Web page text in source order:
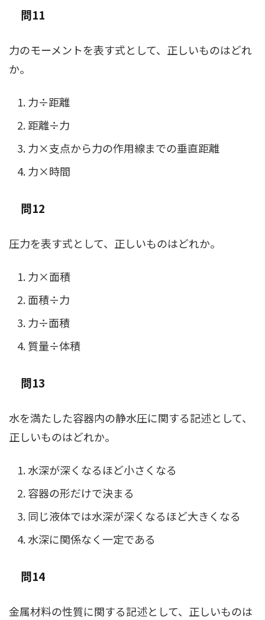
問11
力のモーメントを表す式として、正しいものはどれ
か。
力÷距離
距離÷力
力×支点から力の作用線までの垂直距離
力×時間
問12
圧力を表す式として、正しいものはどれか。
力×面積
面積÷力
力÷面積
質量÷体積
問13
水を満たした容器内の静水圧に関する記述として、
正しいものはどれか。
水深が深くなるほど小さくなる
容器の形だけで決まる
同じ液体では水深が深くなるほど大きくなる
水深に関係なく一定である
問14
金属材料の性質に関する記述として、正しいものは